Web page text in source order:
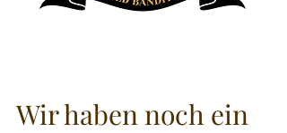
Wir haben noch ein